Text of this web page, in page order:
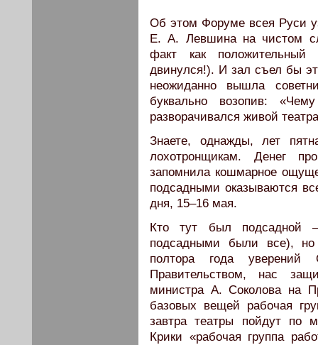
Об этом Форуме всея Руси
Е. А. Левшина на чистом
факт как положительный
двинулся!). И зал съел бы
неожиданно вышла
буквально возопив:
разворачивался живой
Знаете, однажды, лет
лохотронщикам. Денег
запомнила кошмарное
подсадными оказываются
дня, 15–16 мая.
Кто тут был подсадной
подсадными были все),
полтора года
Правительством, нас
министра А. Соколова на
базовых вещей рабочая
завтра театры пойдут по
Крики «рабочая группа